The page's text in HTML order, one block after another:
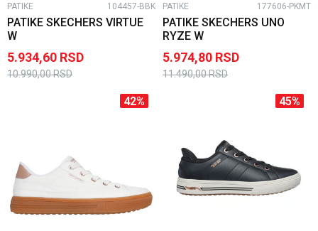
PATIKE 104457-BBK
PATIKE SKECHERS VIRTUE
W
5.934,60 RSD
10.990,00RSD
PATIKE 177606-PKMT
PATIKE SKECHERS UNO
RYZE W
5.974,80 RSD
11.490,00RSD
42% 45%